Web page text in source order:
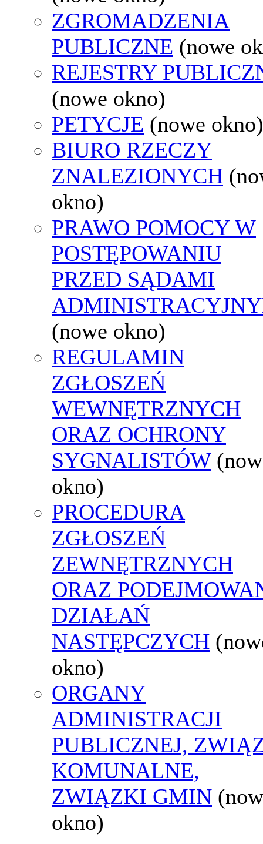
ZGROMADZENIA
PUBLICZNE (nowe
REJESTRY
(nowe okno)
PETYCJE (nowe okno)
BIURO RZECZY
ZNALEZIONYCH
okno)
PRAWO POMOCY W
POSTĘPOWANIU
PRZED SĄDAMI
(nowe okno)
REGULAMIN
ZGŁOSZEŃ
WEWNĘTRZNYCH
ORAZ OCHRONY
SYGNALISTÓW
okno)
PROCEDURA
ZGŁOSZEŃ
ZEWNĘTRZNYCH
ORAZ
DZIAŁAŃ
NASTĘPCZYCH
okno)
ORGANY
ADMINISTRACJI
PUBLICZNEJ,
KOMUNALNE,
ZWIĄZKI GMIN
okno)